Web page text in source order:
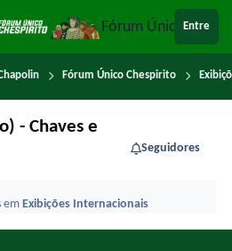
Fórum ÚnicoEntre
Fórum Único Chespirito
- Chaves e
Seguidores
emExibições Internacionais